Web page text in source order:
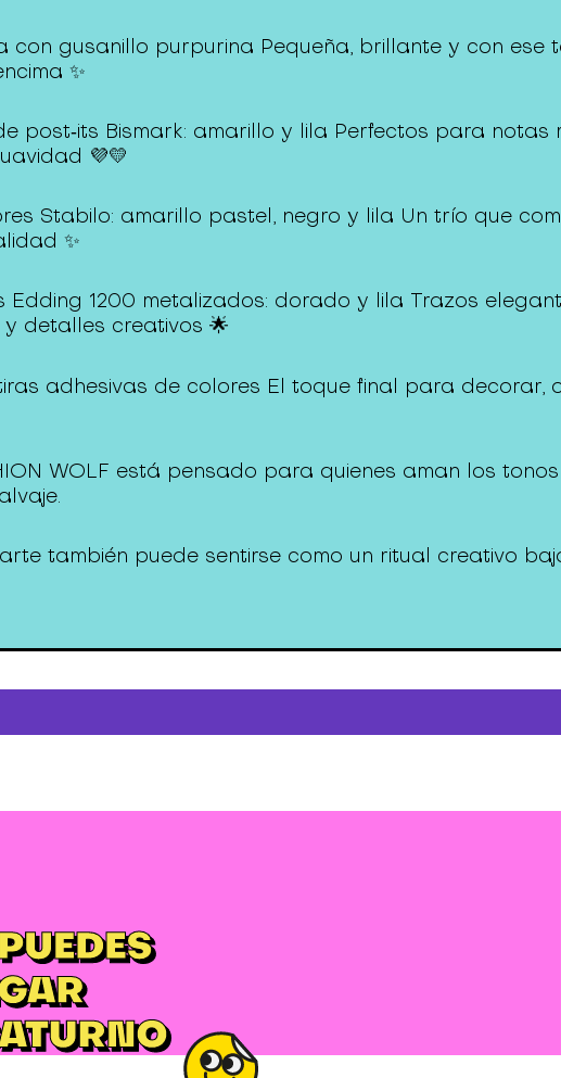
con gusanillo purpurina Pequeña, brillante y con
✨
post‑its Bismark: amarillo y lila Perfectos para
💜💛
Stabilo: amarillo pastel, negro y lila Un trío que
✨
1200 metalizados: dorado y lila Trazos
detalles creativos 🌟
adhesivas de colores El toque final para
WOLF está pensado para quienes aman los
también puede sentirse como un ritual creativo